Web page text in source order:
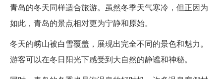
青岛的冬天同样适合旅游。虽然冬季天气寒冷，但正因为
如此，青岛的景点相对更为宁静和原始。
冬天的崂山被白雪覆盖，展现出完全不同的景色和魅力。
游客可以在冬日阳光下感受到大自然的静谧和神秘。